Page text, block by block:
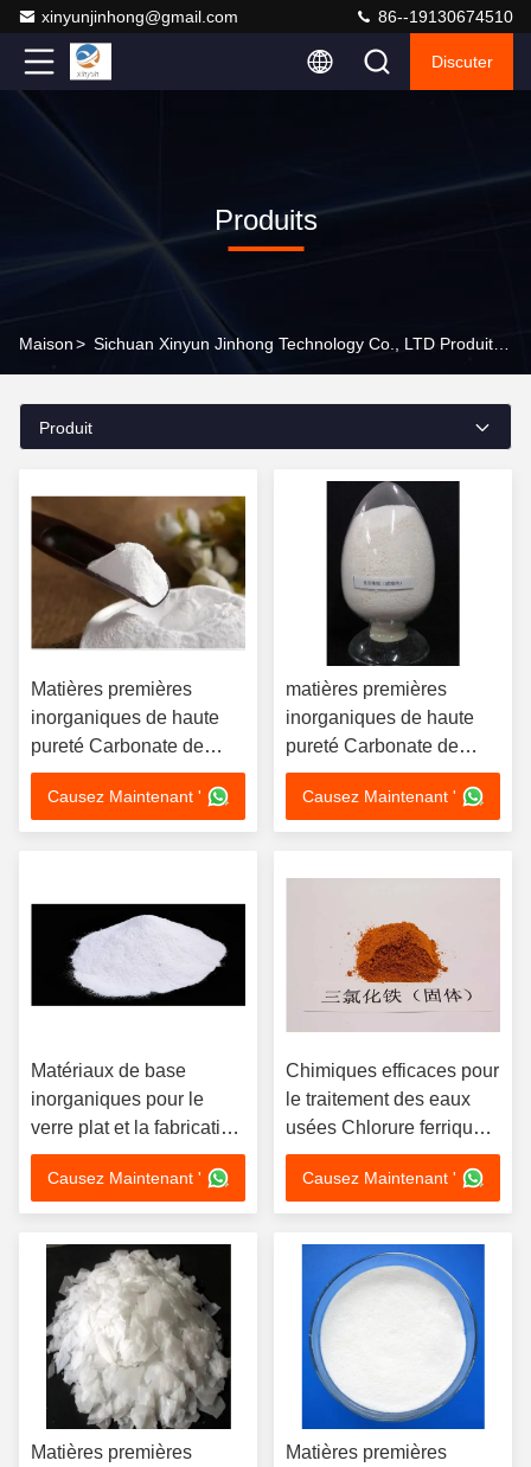
xinyunjinhong@gmail.com 86--19130674510
Discuter
Produits
Maison>
Produit
Matières premières
inorganiques de haute
pureté Carbonate de
sodium pour le lavage
quotidien et la
transformation
Causez Maintenant '
matières premières
inorganiques de haute
pureté Carbonate de
sodium pour la
production chimique
Causez Maintenant '
Matériaux de base
inorganiques pour le
verre plat et la fabrication
de produits en verre
Causez Maintenant '
Chimiques efficaces pour
le traitement des eaux
usées Chlorure ferrique
pour la gravure des
métaux et la gestion des
eaux usées
Causez Maintenant '
Matières premières
Matières premières